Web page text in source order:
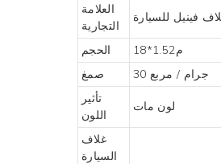
العلامة
التجارية
فينيل للسيارة
الحجم
م1.52*18
صمغ
30 جرام / مربع
تأثير
اللون
لون مات
غلاف
السيارة